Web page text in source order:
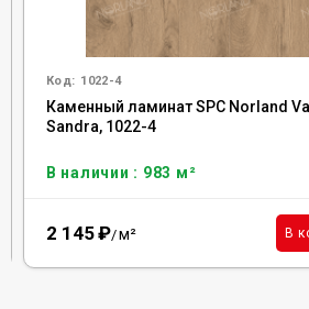
Код: 1022-4
Каменный ламинат SPC Norland
Sandra, 1022-4
В наличии : 983 м²
2 145₽/м² В